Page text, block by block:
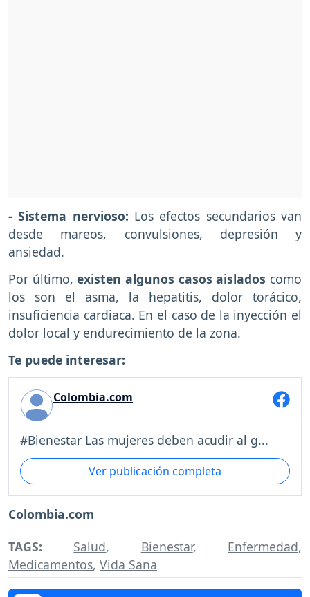
- Sistema nervioso: Los efectos secundarios van
desde mareos, convulsiones, depresión y
ansiedad.
Por último,existen algunos casos aislados como
los son el asma, la hepatitis, dolor torácico,
insuficiencia cardiaca. En el caso de la inyección el
dolor local y endurecimiento de la zona.
Te puede interesar:
Colombia.com
#Bienestar Las mujeres deben acudir al g...
Ver publicación completa
Colombia.com
TAGS: Salud, Bienestar, Enfermedad,
Medicamentos, Vida Sana